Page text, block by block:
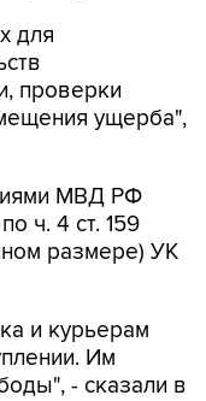
для
проверки
ущерба",
МВД РФ
ч. 4 ст. 159
размере) УК
и курьерам
Им
- сказали в